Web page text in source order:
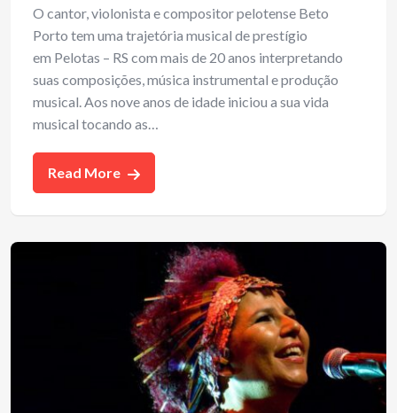
O cantor, violonista e compositor pelotense Beto
Porto tem uma trajetória musical de prestígio
em Pelotas – RS com mais de 20 anos interpretando
suas composições, música instrumental e produção
musical. Aos nove anos de idade iniciou a sua vida
musical tocando as…
Read More